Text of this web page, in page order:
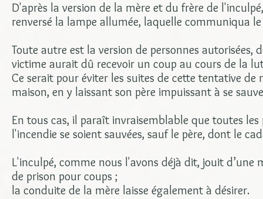
D'après la version de la mère et du frère de
renversé la lampe allumée, laquelle communiqua
Toute autre est la version de personnes
victime aurait dû recevoir un coup au cours de la
Ce serait pour éviter les suites de cette tentative
maison, en y laissant son père impuissant à se
En tous cas, il paraît invraisemblable que toutes
l'incendie se soient sauvées, sauf le père, dont le
L'inculpé, comme nous l'avons déjà dit, jouit
de prison pour coups ;
la conduite de la mère laisse également à désirer.